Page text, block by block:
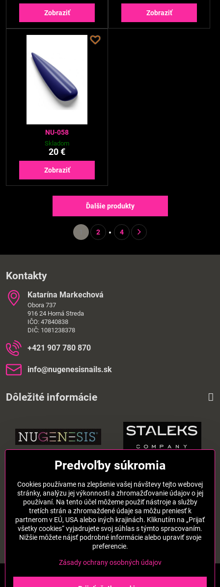
Zobraziť Zobraziť
NU-058
Skladom
20 €
Zobraziť
Ďalšie produkty
2 4
Kontakty
Katarína Markechová
Obora 737
916 24 Horná Streda
IČO: 47840838
DIČ: 1081238378
+421 907 780 870
info​@nugenesisnails​.sk
Dôležité informácie
Pridajte sa k nám aj na sieťach:
Instagram Facebook TikTok
©2026Copyright
Predvoľby súkromiaZásady ochrany osobných údajov
Stav objednávky
Vytvorené pomocou:BiznisWeb.sk
Predvoľby súkromia
Cookies používame na zlepšenie vašej návštevy tejto webovej
stránky, analýzu jej výkonnosti a zhromažďovanie údajov o jej
používaní. Na tento účel môžeme použiť nástroje a služby
tretích strán a zhromaždené údaje sa môžu preniesť k
partnerom v EÚ, USA alebo iných krajinách. Kliknutím na „Prijať
všetky cookies“ vyjadrujete svoj súhlas s týmto spracovaním.
Nižšie môžete nájsť podrobné informácie alebo upraviť svoje
preferencie.
Zásady ochrany osobných údajov